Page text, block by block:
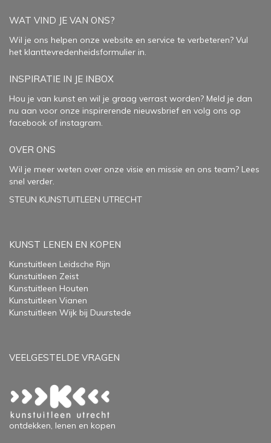
WAT VIND JE VAN ONS?
Wil je ons helpen onze website en service te verbeteren? Vul
het klanttevredenheidsformulier in.
INSPIRATIE IN JE INBOX
Hou je van kunst en wil je graag verrast worden? Meld je dan
nu aan voor onze inspirerende nieuwsbrief en volg ons op
facebook of instagram.
OVER ONS
Wil je meer weten over onze visie en missie en ons team? Lees
snel verder.
STEUN KUNSTUITLEEN UTRECHT
KUNST LENEN EN KOPEN
Kunstuitleen Leidsche Rijn
Kunstuitleen Zeist
Kunstuitleen Houten
Kunstuitleen Vianen
Kunstuitleen Wijk bij Duurstede
VEELGESTELDE VRAGEN
ontdekken, lenen en kopen